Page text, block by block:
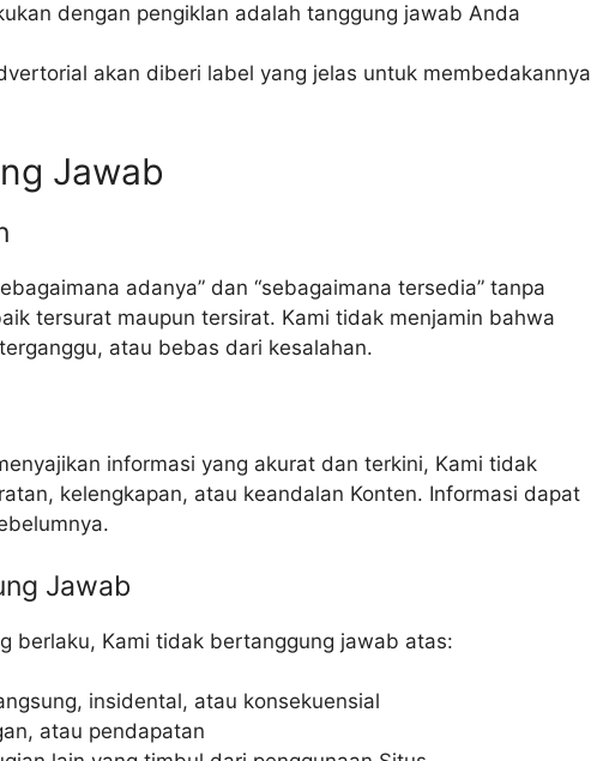
dengan pengiklan adalah tanggung jawab Anda
akan diberi label yang jelas untuk membedakannya
Jawab
adanya” dan “sebagaimana tersedia” tanpa
tersurat maupun tersirat. Kami tidak menjamin bahwa
atau bebas dari kesalahan.
informasi yang akurat dan terkini, Kami tidak
kelengkapan, atau keandalan Konten. Informasi dapat
Jawab
berlaku, Kami tidak bertanggung jawab atas:
insidental, atau konsekuensial
atau pendapatan